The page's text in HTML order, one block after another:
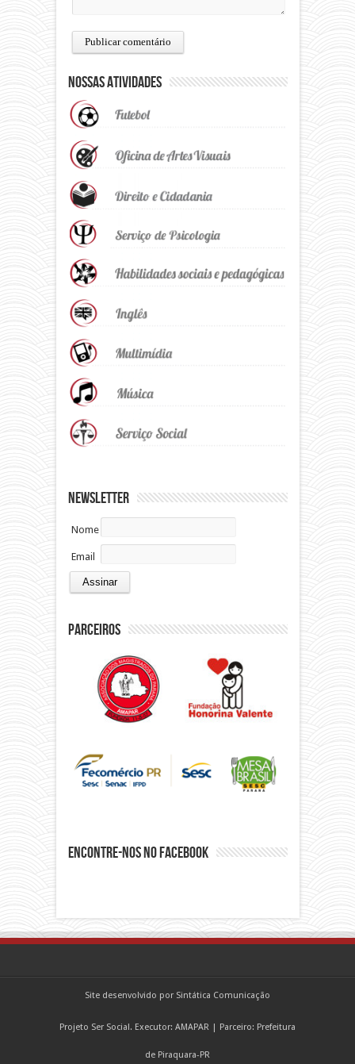
Nossas Atividades
Newsletter
Nome
Email
Parceiros
Encontre-nos no Facebook
Site desenvolvido por Sintática Comunicação
Projeto Ser Social. Executor: AMAPAR | Parceiro: Prefeitura
de Piraquara-PR